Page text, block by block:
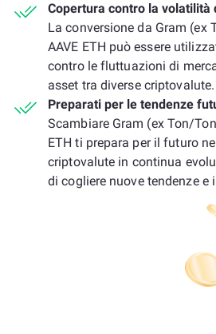
Copertura contro la volatilità
La conversione da Gram (ex
AAVE ETH può essere
contro le fluttuazioni di
asset tra diverse criptovalute.
Preparati per le tendenze
Scambiare Gram (ex Ton/
ETH ti prepara per il futuro
criptovalute in continua
di cogliere nuove tendenze e